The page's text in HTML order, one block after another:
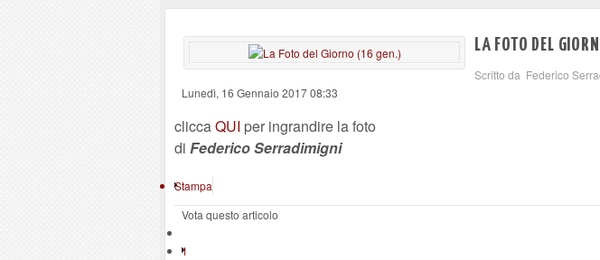
LA FOTO DEL
Scritto da Federico
Lunedì, 16 Gennaio 2017 08:33
cliccaQUI per ingrandire la foto
di Federico Serradimigni
Stampa
Vota questo articolo
1